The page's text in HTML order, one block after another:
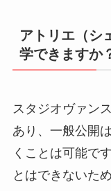
アトリエ（シ
学できますか
スタジオヴァン
あり、一般公開
くことは可能で
とはできないた